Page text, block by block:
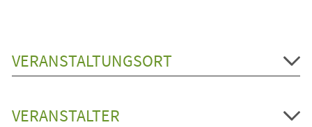
VERANSTALTUNGSORT
VERANSTALTER